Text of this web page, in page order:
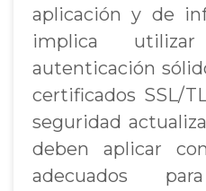
aplicación y de
implica
autenticación
certificados SSL/
seguridad
deben aplicar
adecuados